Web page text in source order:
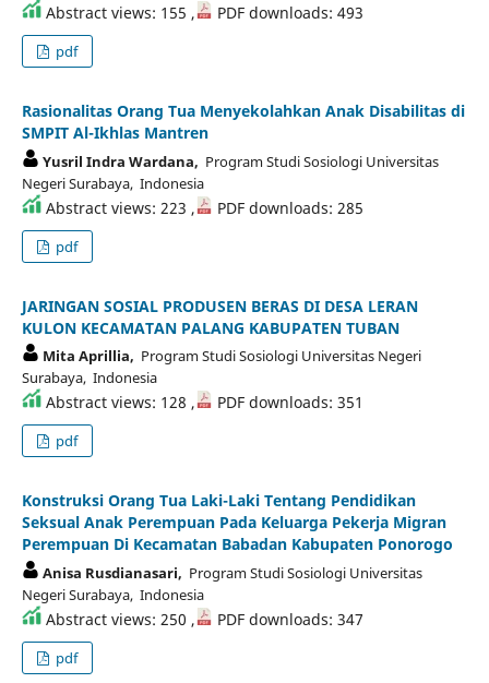
Abstract views: 155 , PDF downloads: 493
pdf
Rasionalitas Orang Tua Menyekolahkan Anak Disabilitas di
SMPIT Al-Ikhlas Mantren
Yusril Indra Wardana, Program Studi Sosiologi Universitas
Negeri Surabaya, Indonesia
Abstract views: 223 , PDF downloads: 285
pdf
JARINGAN SOSIAL PRODUSEN BERAS DI DESA LERAN
KULON KECAMATAN PALANG KABUPATEN TUBAN
Mita Aprillia, Program Studi Sosiologi Universitas Negeri
Surabaya, Indonesia
Abstract views: 128 , PDF downloads: 351
pdf
Konstruksi Orang Tua Laki-Laki Tentang Pendidikan
Seksual Anak Perempuan Pada Keluarga Pekerja Migran
Perempuan Di Kecamatan Babadan Kabupaten Ponorogo
Anisa Rusdianasari, Program Studi Sosiologi Universitas
Negeri Surabaya, Indonesia
Abstract views: 250 , PDF downloads: 347
pdf